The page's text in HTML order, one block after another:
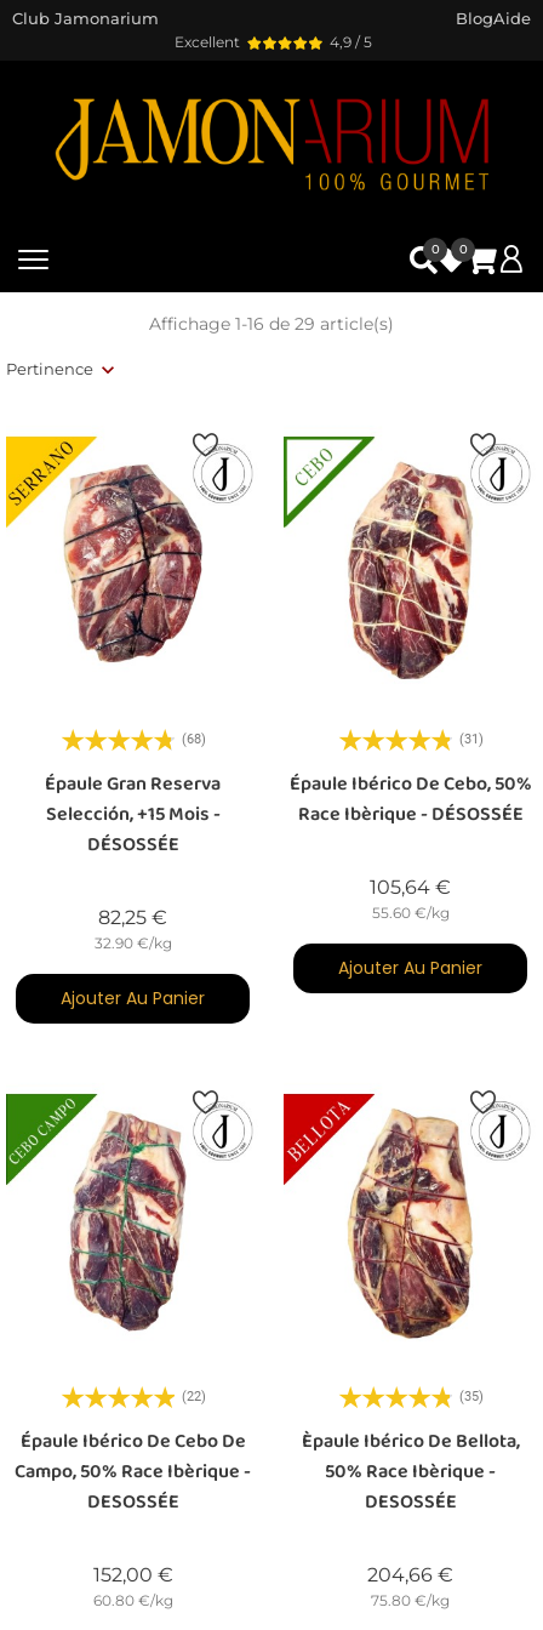
Excellent 4,9 / 5
Club Jamonarium BlogAide
0 0
Pertinence
Affichage 1-16 de 29 article(s)
(68)
Épaule Gran Reserva
Selección, +15 Mois -
DÉSOSSÉE
82,25 €
32.90 €/kg
Ajouter Au Panier
(31)
Épaule Ibérico De Cebo, 50%
Race Ibèrique - DÉSOSSÉE
105,64 €
55.60 €/kg
Ajouter Au Panier
(22)
Épaule Ibérico De Cebo De
Campo, 50% Race Ibèrique -
DESOSSÉE
152,00 €Prix
60.80 €/kg
(35)
Èpaule Ibérico De Bellota,
50% Race Ibèrique -
DESOSSÉE
204,66 €
75.80 €/kg